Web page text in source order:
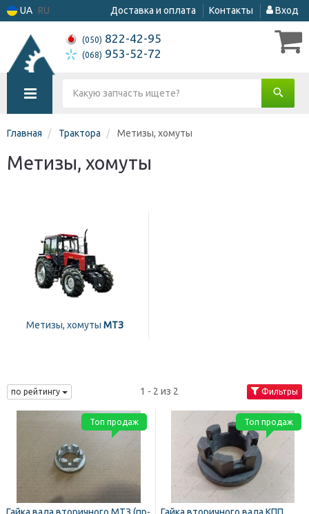
UA RU Доставка и оплата Контакты Вход
(050) 822-42-95
(068) 953-52-72
Главная Трактора Метизы, хомуты
Метизы, хомуты
Метизы, хомуты МТЗ
по рейтингу 1 - 2 из 2 Фильтры
Топ продаж Топ продаж